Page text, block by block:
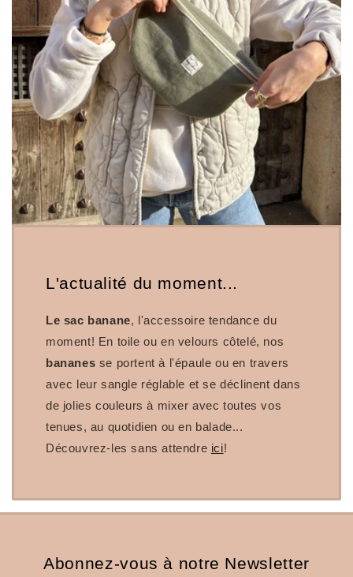
L'actualité du moment...
Le sac banane, l'accessoire tendance du
moment! En toile ou en velours côtelé, nos
bananes se portent à l'épaule ou en travers
avec leur sangle réglable et se déclinent dans
de jolies couleurs à mixer avec toutes vos
tenues, au quotidien ou en balade...
Découvrez-les sans attendre ici!
Abonnez-vous à notre Newsletter